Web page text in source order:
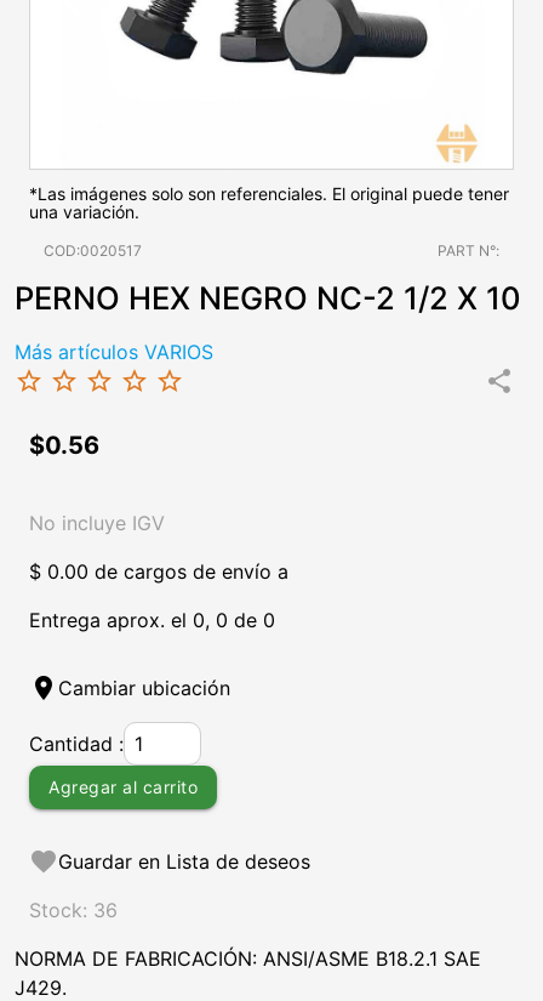
*Las imágenes solo son referenciales. El original puede tener
una variación.
COD:0020517 PART N°:
PERNO HEX NEGRO NC-2 1/2 X 10
Más artículos VARIOS
star_border star_border star_border star_border star_border share
$0.56
No incluye IGV
$ 0.00 de cargos de envío a
Entrega aprox. el 0, 0 de 0
location_on Cambiar ubicación
Cantidad :
Agregar al carrito
favoriteGuardar en Lista de deseos
Stock: 36
NORMA DE FABRICACIÓN: ANSI/ASME B18.2.1 SAE
J429.